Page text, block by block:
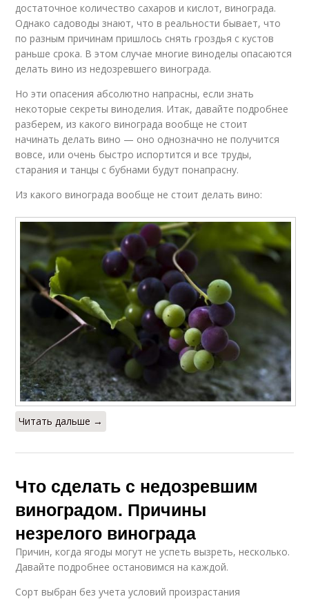
достаточное количество сахаров и кислот, винограда.
Однако садоводы знают, что в реальности бывает, что
по разным причинам пришлось снять гроздья с кустов
раньше срока. В этом случае многие виноделы опасаются
делать вино из недозревшего винограда.
Но эти опасения абсолютно напрасны, если знать
некоторые секреты виноделия. Итак, давайте подробнее
разберем, из какого винограда вообще не стоит
начинать делать вино — оно однозначно не получится
вовсе, или очень быстро испортится и все труды,
старания и танцы с бубнами будут понапрасну.
Из какого винограда вообще не стоит делать вино:
Читать дальше →
Что сделать с недозревшим
виноградом. Причины
незрелого винограда
Причин, когда ягоды могут не успеть вызреть, несколько.
Давайте подробнее остановимся на каждой.
Сорт выбран без учета условий произрастания